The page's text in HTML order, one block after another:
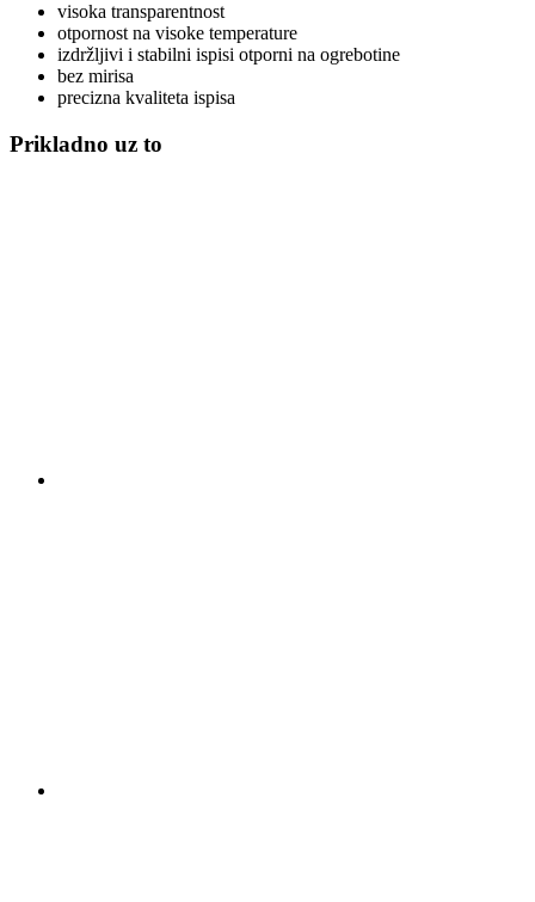
visoka transparentnost
otpornost na visoke temperature
izdržljivi i stabilni ispisi otporni na ogrebotine
bez mirisa
precizna kvaliteta ispisa
Prikladno uz to